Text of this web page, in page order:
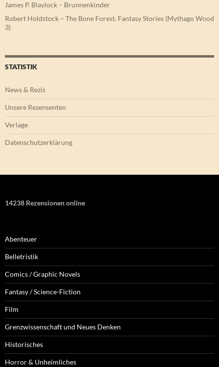
James P. Blaylock – Brunnenkinder
Robert Holdstock – The Bone Forest. Fantasy Stories (Mythago Wood
3)
STATISTIK
News & Rezis
Unsere Rezensenten
Verlage
Datenschutzerklärung
14238 Rezensionen online
Abenteuer
Belletristik
Comics / Graphic Novels
Fantasy / Science-Fiction
Film
Grenzwissenschaft und Neues Denken
Historisches
Horror & Unheimliches